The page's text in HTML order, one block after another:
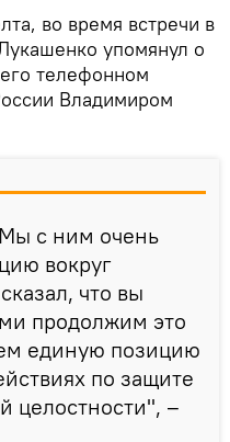
во время встречи в
упомянул о
телефонном
Владимиром
с ним очень
вокруг
что вы
продолжим это
единую позицию
по защите
целостности", –